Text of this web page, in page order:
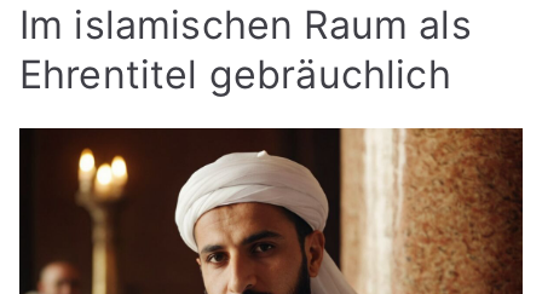
Im islamischen Raum als
Ehrentitel gebräuchlich